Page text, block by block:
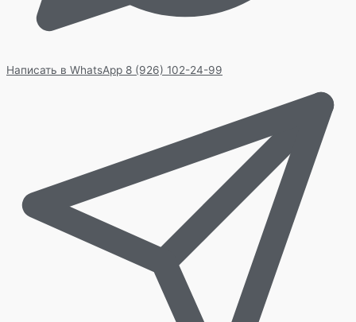
Написать в WhatsApp 8 (926) 102-24-99